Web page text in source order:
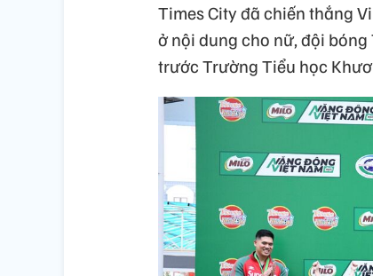
Times City đã chiến thắng
ở nội dung cho nữ, đội
trước Trường Tiểu học